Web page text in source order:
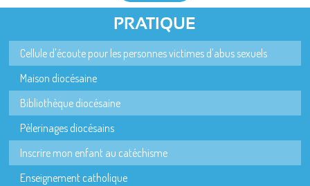
PRATIQUE
Cellule d'écoute pour les personnes victimes d'abus sexuels
Maison diocésaine
Bibliothèque diocésaine
Pèlerinages diocésains
Inscrire mon enfant au catéchisme
Enseignement catholique